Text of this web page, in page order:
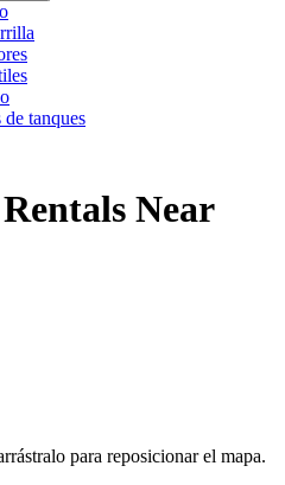
de tanques
Near
para reposicionar el mapa.